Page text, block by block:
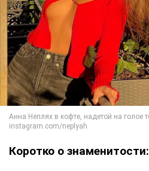
Коротко о знаменитости: